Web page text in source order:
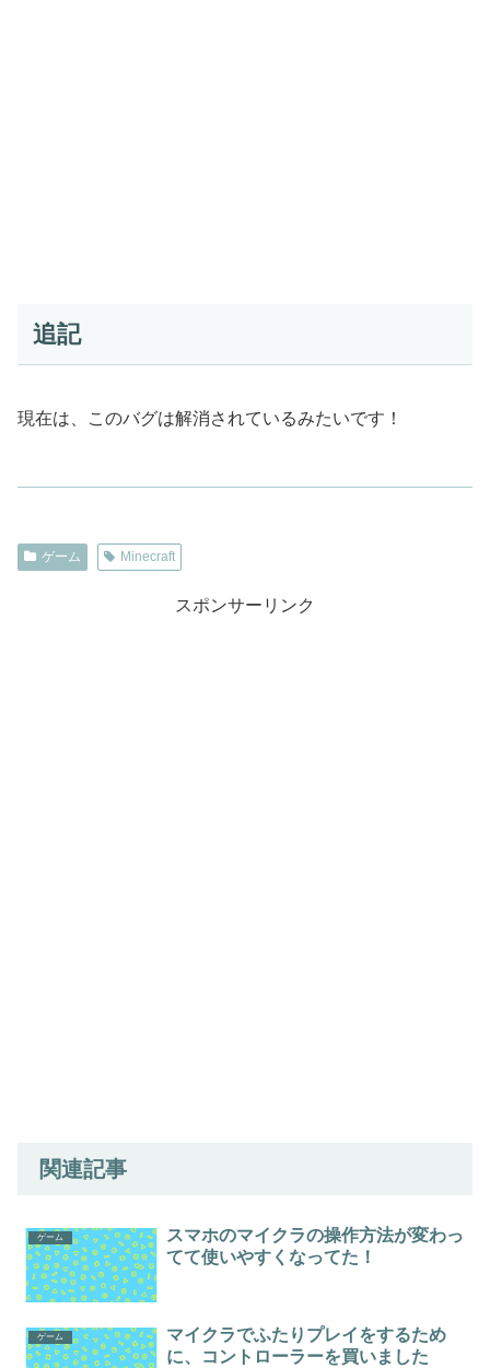
追記
現在は、このバグは解消されているみたいです！
ゲーム Minecraft
スポンサーリンク
関連記事
ゲーム
スマホのマイクラの操作方法が変わっ
てて使いやすくなってた！
ゲーム
マイクラでふたりプレイをするため
に、コントローラーを買いました